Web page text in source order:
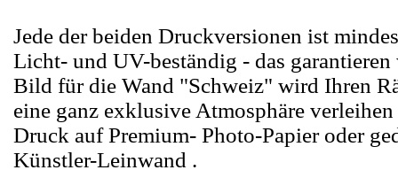
Jede der beiden Druckversionen ist
Licht- und UV-beständig - das
Bild für die Wand "Schweiz" wird Ihren
eine ganz exklusive Atmosphäre
Druck auf Premium- Photo-Papier oder
Künstler-Leinwand .